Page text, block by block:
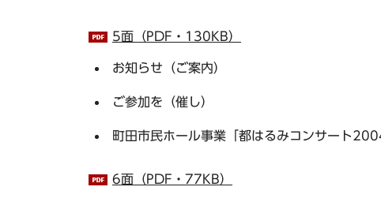
5面（PDF・130KB）
お知らせ（ご案内）
ご参加を（催し）
町田市民ホール事業「都はるみコンサート
6面（PDF・77KB）